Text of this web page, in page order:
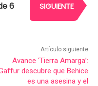
6 SIGUIENTE
Artículo siguiente
Avance ‘Tierra Amarga’:
descubre que Behice
es una asesina y el